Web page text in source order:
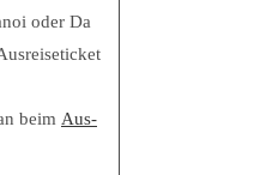
oder Da
beim Aus­